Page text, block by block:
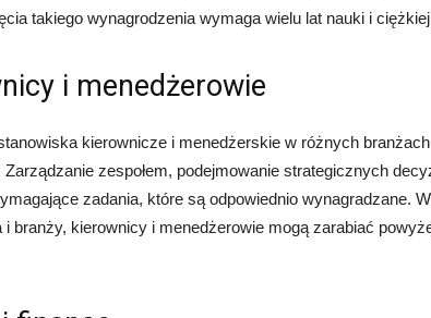
takiego wynagrodzenia wymaga wielu lat nauki i
i menedżerowie
kierownicze i menedżerskie w różnych
zespołem, podejmowanie strategicznych
zadania, które są odpowiednio wynagradzane.
i branży, kierownicy i menedżerowie mogą zarabiać